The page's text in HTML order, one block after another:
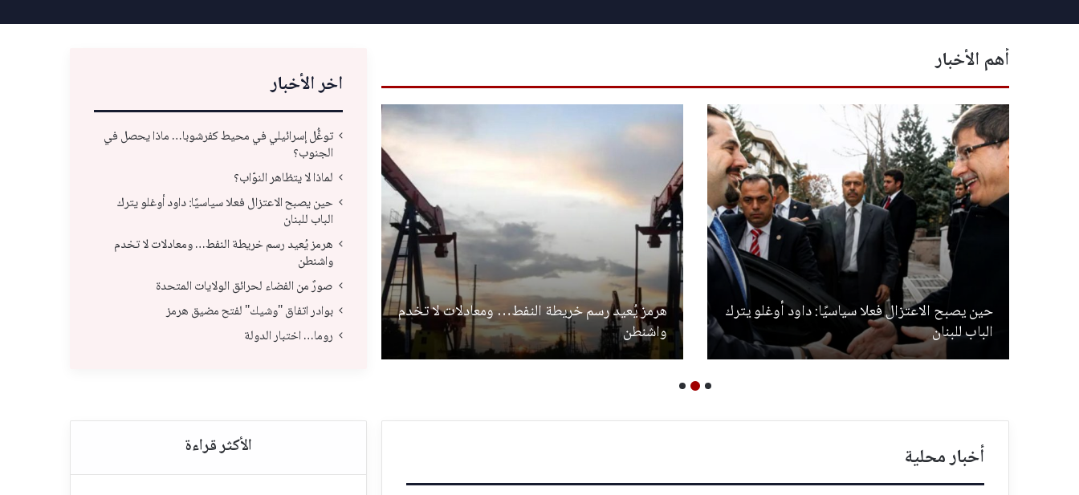
أهم الأخبار
حين يصبح الاعتزال فعلا سياسيًا: داود أوغلو يترك
الباب للبنان
هرمز يُعيد رسم خريطة النفط… ومعادلات لا تخدم
واشنطن
صورٌ من الفضاء لحرائق الولايات المتحدة
اخر الأخبار
توغُّل إسرائيلي في محيط كفرشوبا… ماذا يحصل في
الجنوب؟
لماذا لا يتظاهر النوّاب؟
حين يصبح الاعتزال فعلا سياسيًا: داود أوغلو يترك
الباب للبنان
هرمز يُعيد رسم خريطة النفط… ومعادلات لا تخدم
واشنطن
صورٌ من الفضاء لحرائق الولايات المتحدة
بوادر اتفاق "وشيك" لفتح مضيق هرمز
روما… اختبار الدولة
أخبار محلية